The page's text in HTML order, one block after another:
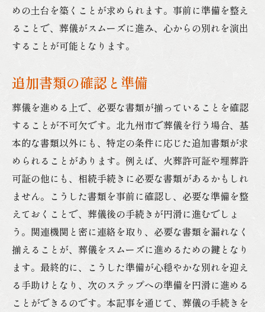
めの土台を築くことが求められます。事前に準備を整え
ることで、葬儀がスムーズに進み、心からの別れを演出
することが可能となります。
追加書類の確認と準備
葬儀を進める上で、必要な書類が揃っていることを確認
することが不可欠です。北九州市で葬儀を行う場合、基
本的な書類以外にも、特定の条件に応じた追加書類が求
められることがあります。例えば、火葬許可証や埋葬許
可証の他にも、相続手続きに必要な書類があるかもしれ
ません。こうした書類を事前に確認し、必要な準備を整
えておくことで、葬儀後の手続きが円滑に進むでしょ
う。関連機関と密に連絡を取り、必要な書類を漏れなく
揃えることが、葬儀をスムーズに進めるための鍵となり
ます。最終的に、こうした準備が心穏やかな別れを迎え
る手助けとなり、次のステップへの準備を円滑に進める
ことができるのです。本記事を通じて、葬儀の手続きを